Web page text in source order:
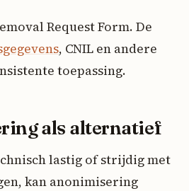
Request Form. De
, CNIL en andere
toepassing.
als alternatief
lastig of strijdig met
kan anonimisering